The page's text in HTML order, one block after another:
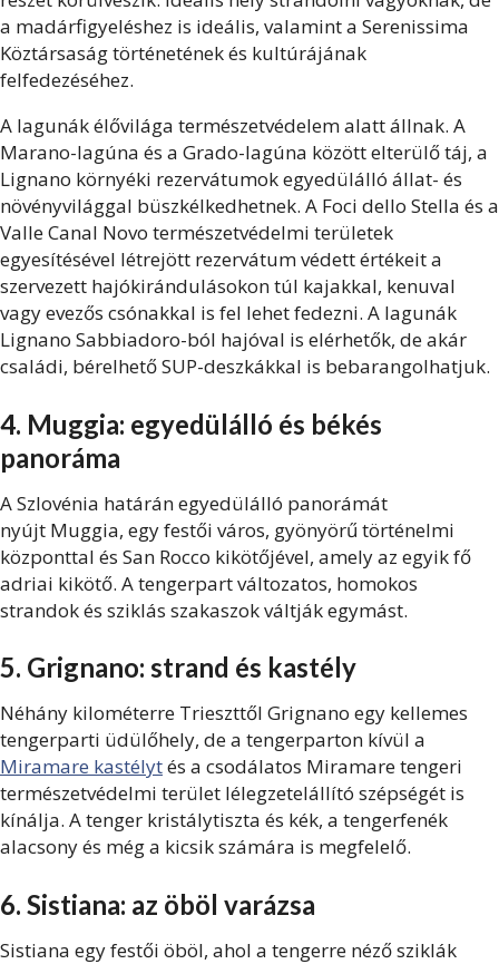
a madárfigyeléshez is ideális, valamint a Serenissima
Köztársaság történetének és kultúrájának
felfedezéséhez.
A lagunák élővilága természetvédelem alatt állnak. A
Marano-lagúna és a Grado-lagúna között elterülő táj, a
Lignano környéki rezervátumok egyedülálló állat- és
növényvilággal büszkélkedhetnek. A Foci dello Stella és a
Valle Canal Novo természetvédelmi területek
egyesítésével létrejött rezervátum védett értékeit a
szervezett hajókirándulásokon túl kajakkal, kenuval
vagy evezős csónakkal is fel lehet fedezni. A lagunák
Lignano Sabbiadoro-ból hajóval is elérhetők, de akár
családi, bérelhető SUP-deszkákkal is bebarangolhatjuk.
4. Muggia: egyedülálló és békés
panoráma
A Szlovénia határán egyedülálló panorámát
nyújt Muggia, egy festői város, gyönyörű történelmi
központtal és San Rocco kikötőjével, amely az egyik fő
adriai kikötő. A tengerpart változatos, homokos
strandok és sziklás szakaszok váltják egymást.
5. Grignano: strand és kastély
Néhány kilométerre Trieszttől Grignano egy kellemes
tengerparti üdülőhely, de a tengerparton kívül a
Miramare kastélytés a csodálatos Miramare tengeri
természetvédelmi terület lélegzetelállító szépségét is
kínálja. A tenger kristálytiszta és kék, a tengerfenék
alacsony és még a kicsik számára is megfelelő.
6. Sistiana: az öböl varázsa
Sistiana egy festői öböl, ahol a tengerre néző sziklák